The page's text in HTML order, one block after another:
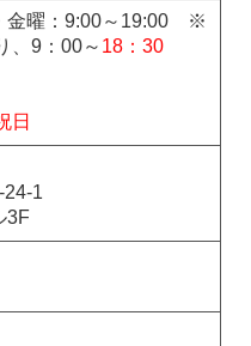
金曜：9:00～19:00 ※
、9：00～ 18：30
日
24-1
3F